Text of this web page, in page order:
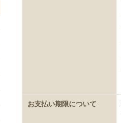
お支払い期限について